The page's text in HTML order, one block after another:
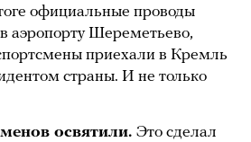
официальные проводы
аэропорту Шереметьево,
приехали в Кремль
страны. И не только
освятили. Это сделал